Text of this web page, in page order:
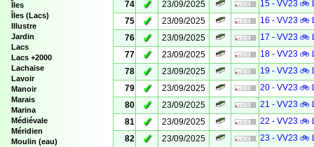
Îles
Îles (Lacs)
Illustre
Jardin
Lacs
Lacs +2000
Lachaise
Lavoir
Manoir
Marais
Marina
Médiévale
Méridien
Moulin (eau)
74 ✓ 23/09/2025
15 - VV23 🚲
75
✓ 23/09/2025
16 - VV23 🚲
76
✓ 23/09/2025
17 - VV23 🚲
77
✓ 23/09/2025
18 - VV23 🚲
78
✓ 23/09/2025
19 - VV23 🚲
79
✓ 23/09/2025
20 - VV23 🚲
80
✓ 23/09/2025
21 - VV23 🚲
81
✓ 23/09/2025
22 - VV23 🚲
82
✓ 23/09/2025
23 - VV23 🚲